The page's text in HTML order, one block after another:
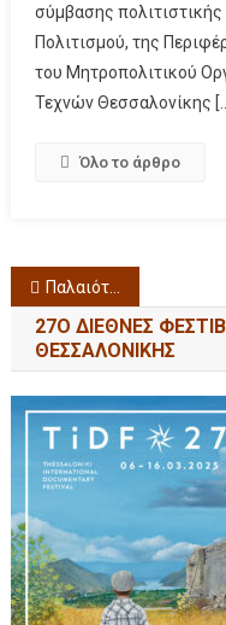
σύμβασης
Πολιτισμού, της
του Μητροπολιτικού
Τεχνών Θεσσαλονίκης
Όλο το άρθρο
Παλαιότερα άρθρα
27Ο ΔΙΕΘΝΕΣ
ΘΕΣΣΑΛΟΝΙΚΗΣ